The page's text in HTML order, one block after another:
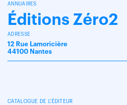
ANNUAIRES
Éditions Zéro2
ADRESSE
12 Rue Lamoricière
44100 Nantes
CATALOGUE DE L'ÉDITEUR